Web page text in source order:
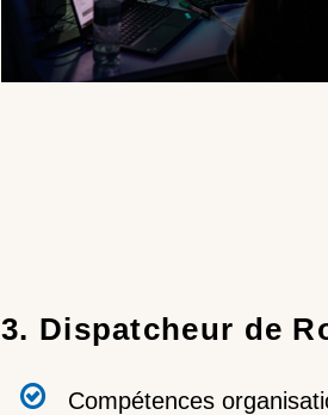
3. Dispatcheur de
Compétences